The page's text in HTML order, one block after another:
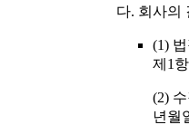
다. 회사의
(1)
제1
(2)
년월